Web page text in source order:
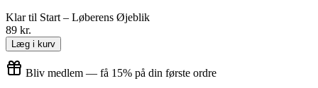
Klar til Start – Løberens Øjeblik
89 kr.
Læg i kurv
Bliv medlem — få 15% på din første ordre